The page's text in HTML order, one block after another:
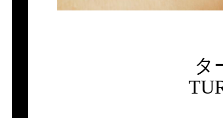
タ